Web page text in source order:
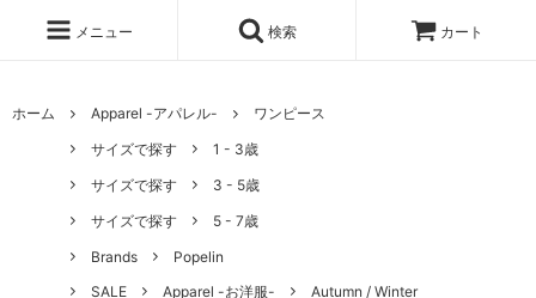
メニュー 検索 カート
ホーム Apparel -アパレル-
ワンピース
サイズで探す
1 - 3歳
サイズで探す
3 - 5歳
サイズで探す
5 - 7歳
Brands
Popelin
SALE
Apparel -お洋服-
Autumn / Winter